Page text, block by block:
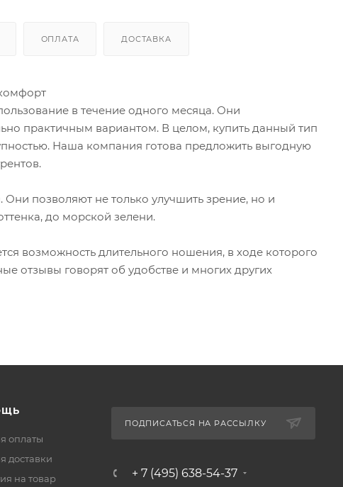
ОПЛАТА ДОСТАВКА
в течение одного месяца. Они
практичным вариантом. В целом, купить данный тип
Наша компания готова предложить выгодную
позволяют не только улучшить зрение, но и
до морской зелени.
возможность длительного ношения, в ходе которого
отзывы говорят об удобстве и многих других
оплаты
доставки
на товар
ПОДПИСАТЬСЯ НА РАССЫЛКУ
+ 7 (495) 638-54-37